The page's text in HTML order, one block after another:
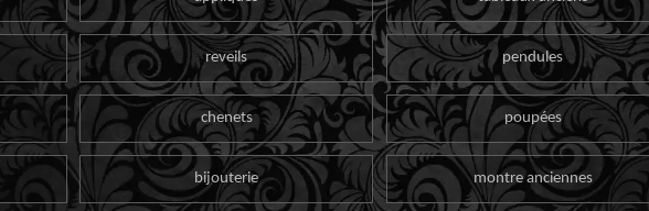
reveils pendules
chenets poupées
bijouterie montre anciennes